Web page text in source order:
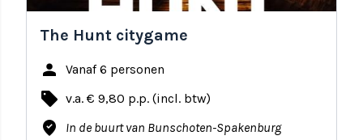
The Hunt citygame
person Vanaf 6 personen
local_offer v.a. € 9,80 p.p. (incl. btw)
where_to_vote In de buurt van Bunschoten-Spakenburg